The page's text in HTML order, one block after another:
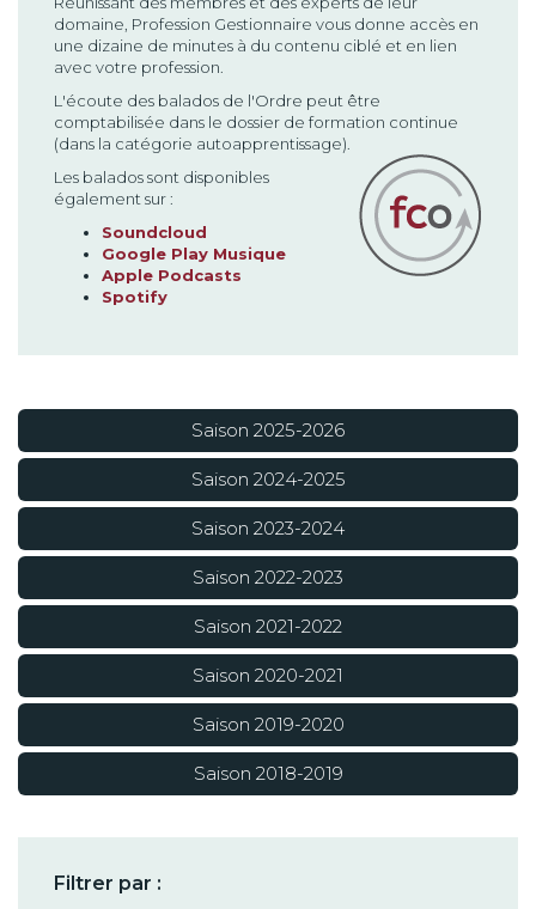
domaine, Profession Gestionnaire vous donne accès en
une dizaine de minutes à du contenu ciblé et en lien
avec votre profession.
L'écoute des balados de l'Ordre peut être
comptabilisée dans le dossier de formation continue
(dans la catégorie autoapprentissage).
Les balados sont disponibles
également sur :
Soundcloud
Google Play Musique
Apple Podcasts
Spotify
Saison 2025-2026
Saison 2024-2025
Saison 2023-2024
Saison 2022-2023
Saison 2021-2022
Saison 2020-2021
Saison 2019-2020
Saison 2018-2019
Filtrer par :